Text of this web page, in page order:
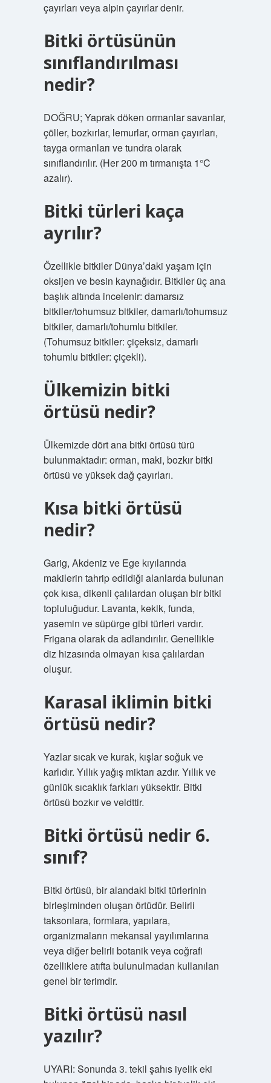
çayırları veya alpin çayırlar denir.
Bitki örtüsünün
sınıflandırılması
nedir?
DOĞRU; Yaprak döken ormanlar savanlar,
çöller, bozkırlar, lemurlar, orman çayırları,
tayga ormanları ve tundra olarak
sınıflandırılır. (Her 200 m tırmanışta 1°C
azalır).
Bitki türleri kaça
ayrılır?
Özellikle bitkiler Dünya’daki yaşam için
oksijen ve besin kaynağıdır. Bitkiler üç ana
başlık altında incelenir: damarsız
bitkiler/tohumsuz bitkiler, damarlı/tohumsuz
bitkiler, damarlı/tohumlu bitkiler.
(Tohumsuz bitkiler: çiçeksiz, damarlı
tohumlu bitkiler: çiçekli).
Ülkemizin bitki
örtüsü nedir?
Ülkemizde dört ana bitki örtüsü türü
bulunmaktadır: orman, maki, bozkır bitki
örtüsü ve yüksek dağ çayırları.
Kısa bitki örtüsü
nedir?
Garig, Akdeniz ve Ege kıyılarında
makilerin tahrip edildiği alanlarda bulunan
çok kısa, dikenli çalılardan oluşan bir bitki
topluluğudur. Lavanta, kekik, funda,
yasemin ve süpürge gibi türleri vardır.
Frigana olarak da adlandırılır. Genellikle
diz hizasında olmayan kısa çalılardan
oluşur.
Karasal iklimin bitki
örtüsü nedir?
Yazlar sıcak ve kurak, kışlar soğuk ve
karlıdır. Yıllık yağış miktarı azdır. Yıllık ve
günlük sıcaklık farkları yüksektir. Bitki
örtüsü bozkır ve veldttir.
Bitki örtüsü nedir 6.
sınıf?
Bitki örtüsü, bir alandaki bitki türlerinin
birleşiminden oluşan örtüdür. Belirli
taksonlara, formlara, yapılara,
organizmaların mekansal yayılımlarına
veya diğer belirli botanik veya coğrafi
özelliklere atıfta bulunulmadan kullanılan
genel bir terimdir.
Bitki örtüsü nasıl
yazılır?
UYARI: Sonunda 3. tekil şahıs iyelik eki